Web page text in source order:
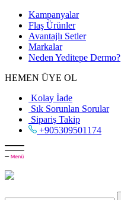
Kampanyalar
Flaş Ürünler
Avantajlı Setler
Markalar
Neden Yeditepe Dermo?
HEMEN ÜYE OL
Kolay İade
Sık Sorunlan Sorular
Sipariş Takip
+905309501174